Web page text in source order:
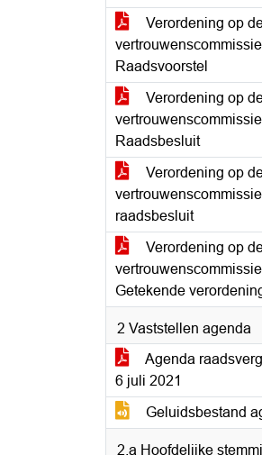
Verordening op
Raadsvoorstel
Verordening op
Raadsbesluit
Verordening op
raadsbesluit
Verordening op
Getekende
2 Vaststellen agenda
Agenda
6 juli 2021
Geluidsbestand
2.a Hoofdelijke